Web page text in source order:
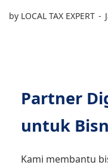
by LOCAL TAX EXPERT
Partner
untuk
Kami membantu